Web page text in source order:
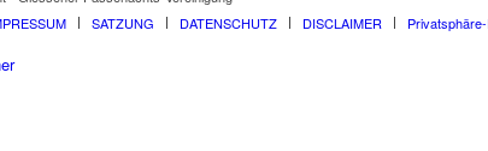
SATZUNG DATENSCHUTZ DISCLAIMER